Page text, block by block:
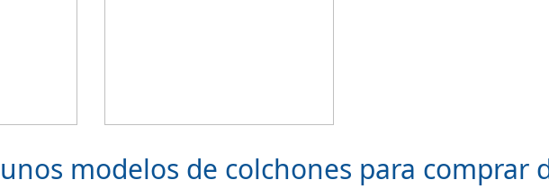
modelos de colchones para comprar